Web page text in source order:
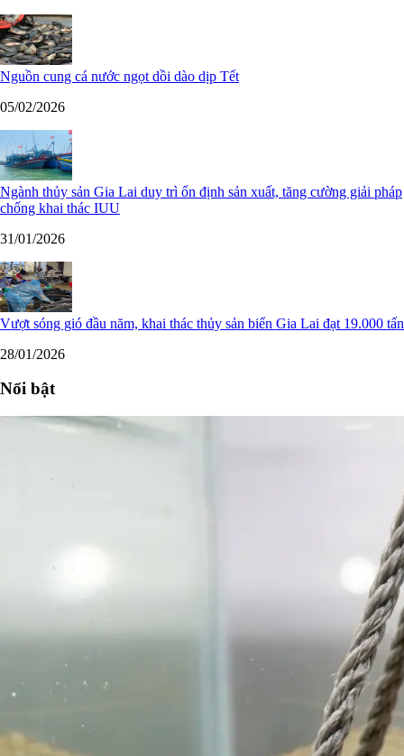
Nguồn cung cá nước ngọt dồi dào dịp Tết
05/02/2026
Ngành thủy sản Gia Lai duy trì ổn định sản xuất, tăng cường giải pháp
chống khai thác IUU
31/01/2026
Vượt sóng gió đầu năm, khai thác thủy sản biển Gia Lai đạt 19.000 tấn
28/01/2026
Nổi bật